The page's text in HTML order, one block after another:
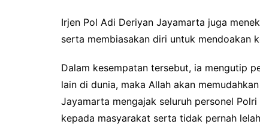
Irjen Pol Adi Deriyan Jayamarta juga
serta membiasakan diri untuk mendoakan
Dalam kesempatan tersebut, ia mengutip
lain di dunia, maka Allah akan
Jayamarta mengajak seluruh personel
kepada masyarakat serta tidak pernah